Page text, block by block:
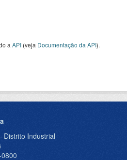
a API (veja Documentação da API).
Distrito Industrial